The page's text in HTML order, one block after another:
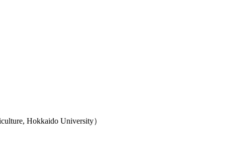
Hokkaido University）